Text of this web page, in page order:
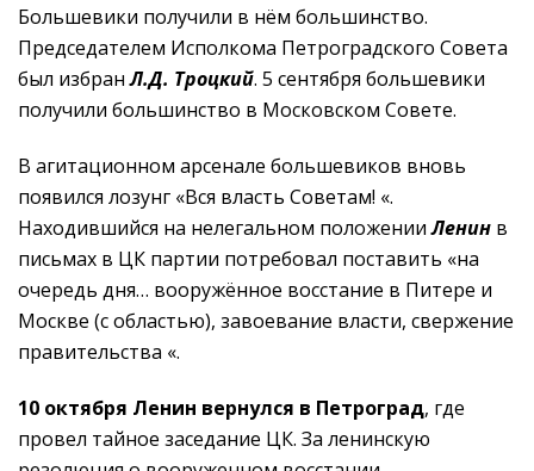
Большевики получили в нём большинство.
Председателем Исполкома Петроградского Совета
был избранЛ.Д. Троцкий. 5 сентября большевики
получили большинство в Московском Совете.
В агитационном арсенале большевиков вновь
появился лозунг «Вся власть Советам! «.
Находившийся на нелегальном положенииЛенин в
письмах в ЦК партии потребовал поставить «на
очередь дня… вооружённое восстание в Питере и
Москве (с областью), завоевание власти, свержение
правительства «.
10 октября Ленин вернулся в Петроград, где
провел тайное заседание ЦК. За ленинскую